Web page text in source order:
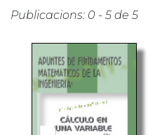
Publicacions: 0 - 5 de 5